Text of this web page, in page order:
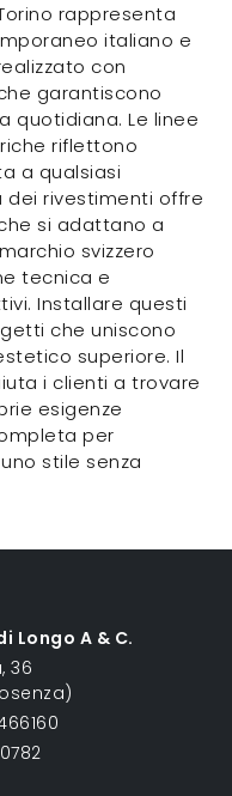
rappresenta
italiano e
con
garantiscono
quotidiana. Le linee
riflettono
a qualsiasi
dei rivestimenti offre
si adattano a
svizzero
tecnica e
Installare questi
che uniscono
superiore. Il
i clienti a trovare
esigenze
per
stile senza
Longo A & C.
36